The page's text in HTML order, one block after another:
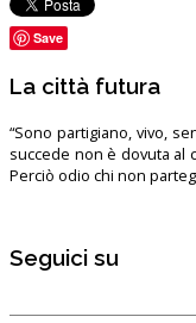
Save
La città futura
“Sono partigiano, vivo,
succede non è dovuta al
Perciò odio chi non
Seguici su